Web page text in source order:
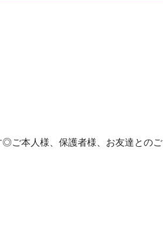
◎ご本人様、保護者様、お友達とのご